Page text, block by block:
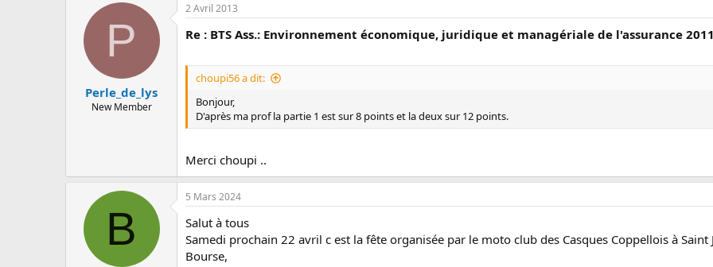
P
Perle_de_lys
New Member
2 Avril 2013
Re : BTS Ass.: Environnement économique, juridique et managériale de l'assurance 2011
choupi56 a dit:
Bonjour,
D'après ma prof la partie 1 est sur 8 points et la deux sur 12 points.
Merci choupi ..
B
5 Mars 2024
Salut à tous
Samedi prochain 22 avril c est la fête organisée par le moto club des Casques Coppellois à
Bourse,